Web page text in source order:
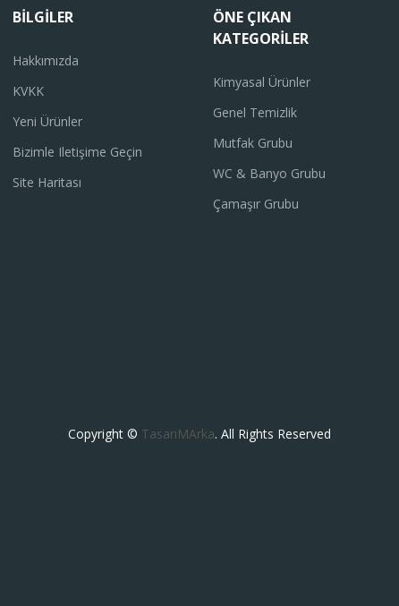
BILGILER
Hakkımızda
KVKK
Yeni Ürünler
Bizimle Iletişime Geçin
Site Haritası
ÖNE ÇIKAN
KATEGORILER
Kimyasal Ürünler
Genel Temizlik
Mutfak Grubu
WC & Banyo Grubu
Çamaşır Grubu
Copyright © TasarıMArka. All Rights Reserved